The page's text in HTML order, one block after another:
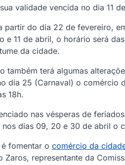
validade vencida no dia 11
partir do dia 22 de fevereiro,
e 11 de abril, o horário será
da cidade.
também terá algumas
dia 25 (Carnaval) o comércio
18h.
nas vésperas de
dias 09, 20 e 30 de abril o
fomentar o comércio da
Zaros, representante da